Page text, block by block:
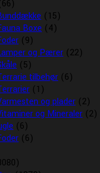
(15)
Boxe (4)
(9)
og Pærer (22)
(5)
tilbehør (6)
(1)
og plader (2)
og Mineraler (2)
(6)
(6)